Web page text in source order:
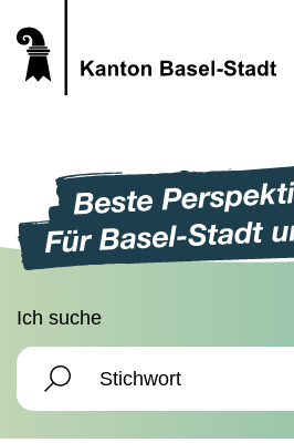
Ich suche